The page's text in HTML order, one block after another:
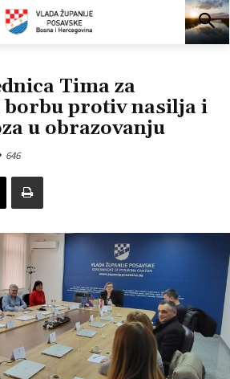
Tima za
borbu protiv nasilja i
u obrazovanju
646